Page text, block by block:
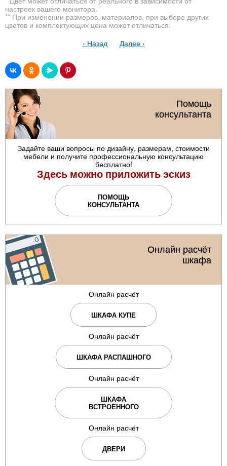
настроек вашего монитора.
** При изменении размеров, материалов, при выборе других
цветов и комплектующих цена может отличаться.
‹ Назад
Далее ›
Помощь
консультанта
Задайте ваши вопросы по дизайну, размерам, стоимости
мебели и получите профессиональную консультацию
бесплатно!
Здесь можно приложить эскиз
ПОМОЩЬ
КОНСУЛЬТАНТА
Онлайн расчёт
шкафа
Онлайн расчёт
ШКАФА КУПЕ
Онлайн расчёт
ШКАФА РАСПАШНОГО
Онлайн расчёт
ШКАФА
ВСТРОЕННОГО
Онлайн расчёт
ДВЕРИ